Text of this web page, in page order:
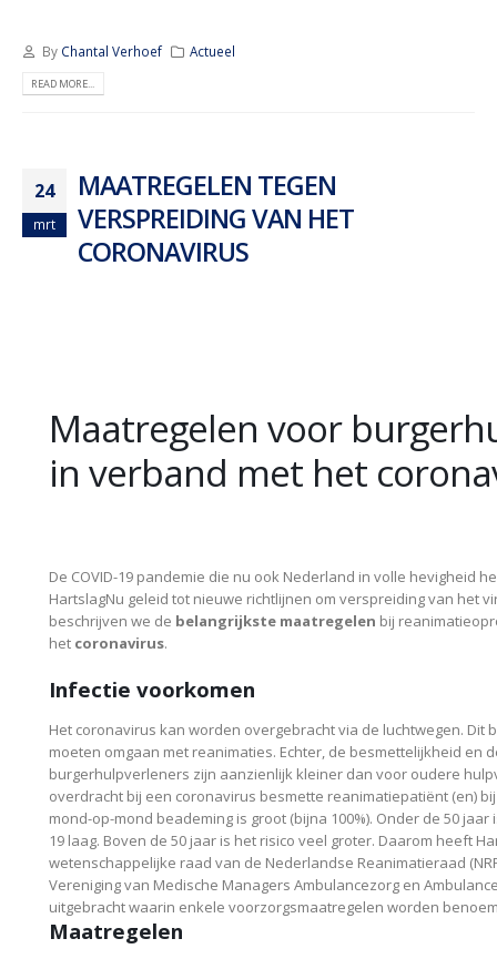
By Chantal Verhoef Actueel
READ MORE...
24
mrt
MAATREGELEN TEGEN
VERSPREIDING VAN HET
CORONAVIRUS
Maatregelen voor
in verband met het
De COVID-19 pandemie die nu ook Nederland in volle hevigheid
HartslagNu geleid tot nieuwe richtlijnen om verspreiding van het
beschrijven we de belangrijkste maatregelen bij
het coronavirus.
Infectie voorkomen
Het coronavirus kan worden overgebracht via de luchtwegen. Dit
moeten omgaan met reanimaties. Echter, de besmettelijkheid en
burgerhulpverleners zijn aanzienlijk kleiner dan voor oudere
overdracht bij een coronavirus besmette reanimatiepatiënt (en)
mond-op-mond beademing is groot (bijna 100%). Onder de 50 jaar
19 laag. Boven de 50 jaar is het risico veel groter. Daarom heeft
wetenschappelijke raad van de Nederlandse Reanimatieraad
Vereniging van Medische Managers Ambulancezorg en
uitgebracht waarin enkele voorzorgsmaatregelen worden
Maatregelen